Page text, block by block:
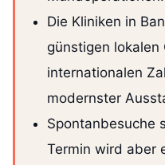
Die Kliniken in
günstigen lokalen
internationalen
modernster
Spontanbesuche
Termin wird aber